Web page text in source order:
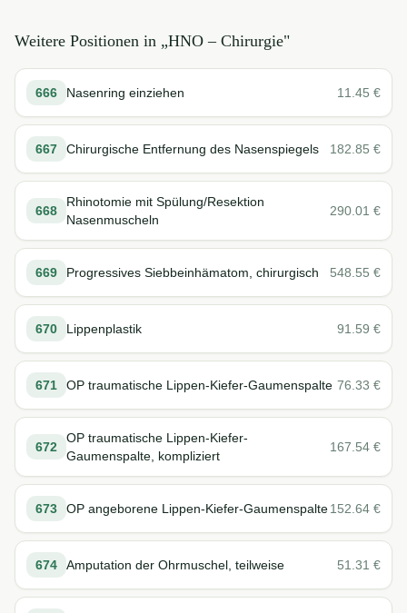
Weitere Positionen in „HNO – Chirurgie"
666 Nasenring einziehen 11.45 €
667 Chirurgische Entfernung des Nasenspiegels 182.85 €
668
Rhinotomie mit Spülung/Resektion
Nasenmuscheln
290.01 €
669 Progressives Siebbeinhämatom, chirurgisch 548.55 €
670 Lippenplastik 91.59 €
671 OP traumatische Lippen-Kiefer-Gaumenspalte 76.33 €
672
OP traumatische Lippen-Kiefer-
Gaumenspalte, kompliziert
167.54 €
673 OP angeborene Lippen-Kiefer-Gaumenspalte152.64 €
674 Amputation der Ohrmuschel, teilweise 51.31 €